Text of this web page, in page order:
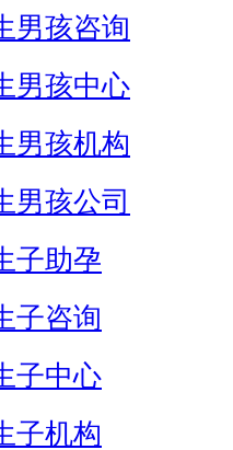
男孩咨询
男孩中心
男孩机构
男孩公司
子助孕
子咨询
子中心
子机构